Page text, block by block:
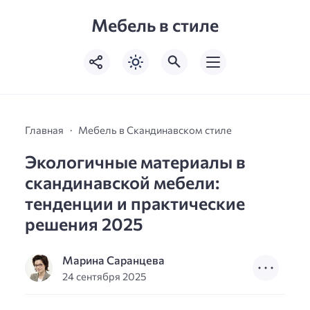
Мебель в стиле
Главная Мебель в Скандинавском стиле
Экологичные материалы в
скандинавской мебели:
тенденции и практические
решения 2025
Марина Саранцева
24 сентября 2025